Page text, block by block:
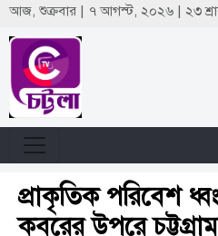
আজ, শুক্রবার | ৭ আগস্ট, ২০২৬ | ২৩
প্রাকৃতিক পরিবেশ
কবরের উপরে